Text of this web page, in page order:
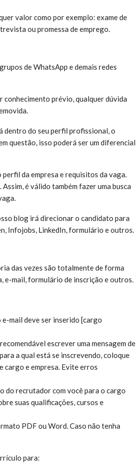
valor como por exemplo: exame de
ou promessa de emprego.
de WhatsApp e demais redes
conhecimento prévio, qualquer dúvida
dentro do seu perfil profissional, o
questão, isso poderá ser um diferencial
da empresa e requisitos da vaga.
é válido também fazer uma busca
blog irá direcionar o candidato para
Infojobs, LinkedIn, formulário e outros.
das vezes são totalmente de forma
e-mail, formulário de inscrição e outros.
mail deve ser inserido [cargo
escrever uma mensagem de
a qual está se inscrevendo, coloque
cargo e empresa. Evite erros
do recrutador com você para o cargo
suas qualificações, cursos e
PDF ou Word. Caso não tenha
para: